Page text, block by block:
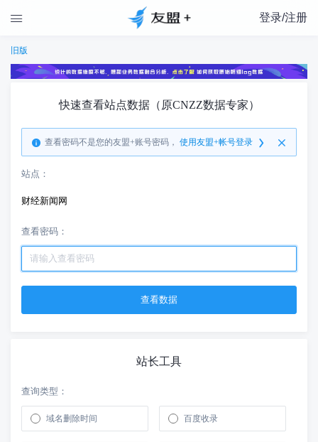
 登录/注册
旧版
快速查看站点数据（原CNZZ数据专家）
查看密码不是您的友盟+账号密码， 使用友盟+帐号登录
站点：
财经新闻网
查看密码：
站长工具
查询类型：
域名删除时间 百度收录